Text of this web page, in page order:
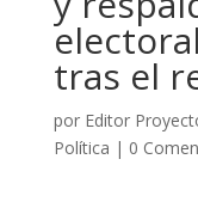
tras el
por Editor
Política | 0